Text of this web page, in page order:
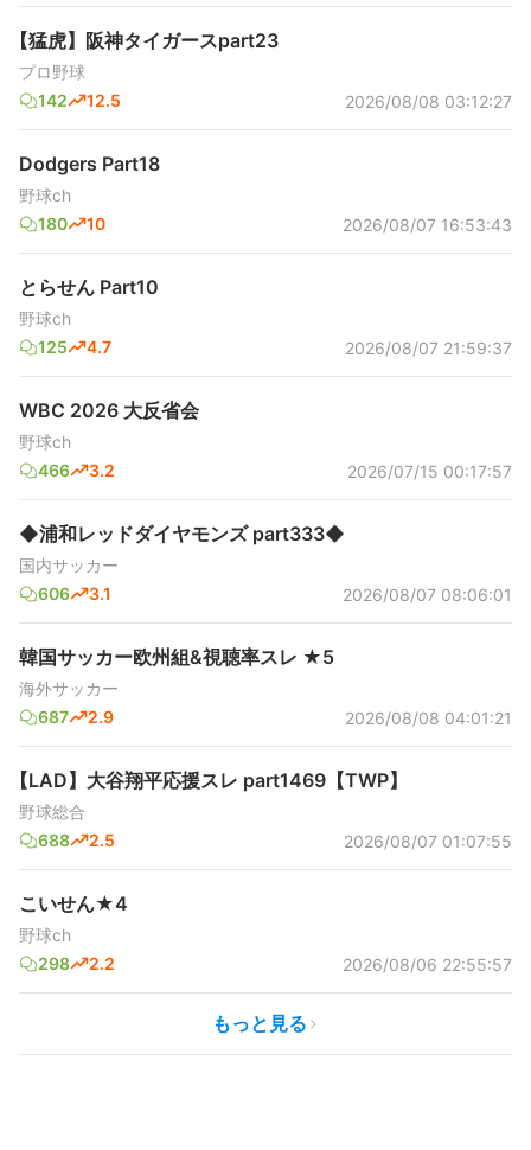
【猛虎】阪神タイガースpart23
プロ野球
142
12.5 2026/08/08 03:12:27
Dodgers Part18
野球ch
180
10 2026/08/07 16:53:43
とらせん Part10
野球ch
125
4.7 2026/08/07 21:59:37
WBC 2026 大反省会
野球ch
466
3.2 2026/07/15 00:17:57
◆浦和レッドダイヤモンズ part333◆
国内サッカー
606
3.1 2026/08/07 08:06:01
韓国サッカー欧州組&視聴率スレ ★5
海外サッカー
687
2.9 2026/08/08 04:01:21
【LAD】大谷翔平応援スレ part1469【TWP】
野球総合
688
2.5 2026/08/07 01:07:55
こいせん★4
野球ch
298
2.2 2026/08/06 22:55:57
もっと見る